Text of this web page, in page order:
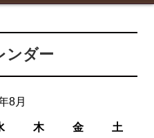
ンダー
8月
木 金 土